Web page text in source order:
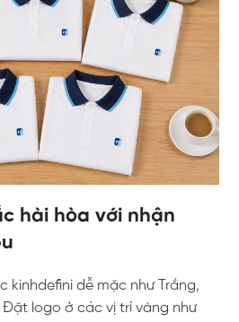
hài hòa với nhận
kinhdefini dễ mặc như Trắng,
Đặt logo ở các vị trí vàng như